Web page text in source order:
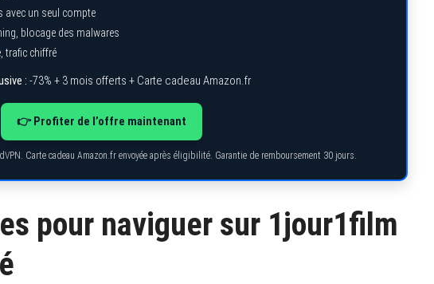
avec un seul compte
blocage des malwares
trafic chiffré
: -73% + 3 mois offerts + Carte cadeau Amazon.fr
👉 Profiter de l’offre maintenant
Carte cadeau Amazon.fr envoyée après éligibilité. Garantie de remboursement 30 jours.
pour naviguer sur 1jour1film